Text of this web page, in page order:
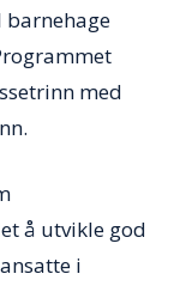
barnehage
med
å utvikle god
i